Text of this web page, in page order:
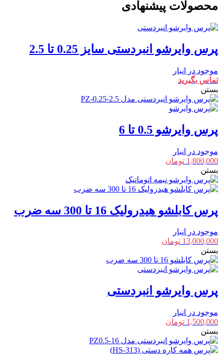
محصولات پیشنهادی
پرس وایرشو انبردستی سایز 0.25 تا 2.5
موجود در انبار
تماس بگیرید
بستن
پرس وایرشو 0.5 تا 6
موجود در انبار
1,800,000 تومان
بستن
پرس کابلشو هیدرولیک 16 تا 300 سه ضرب
موجود در انبار
13,000,000 تومان
بستن
پرس وایرشو انبردستی
موجود در انبار
1,500,000 تومان
بستن